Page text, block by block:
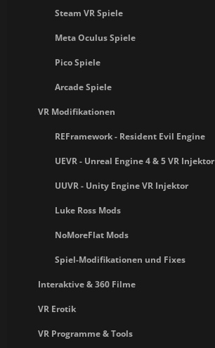
Steam VR Spiele
Meta Oculus Spiele
Pico Spiele
Arcade Spiele
VR Modifikationen
REFramework - Resident Evil Engine
UEVR - Unreal Engine 4 & 5 VR Injektor
UUVR - Unity Engine VR Injektor
Luke Ross Mods
NoMoreFlat Mods
Spiel-Modifikationen und Fixes
Interaktive & 360 Filme
VR Erotik
VR Programme & Tools